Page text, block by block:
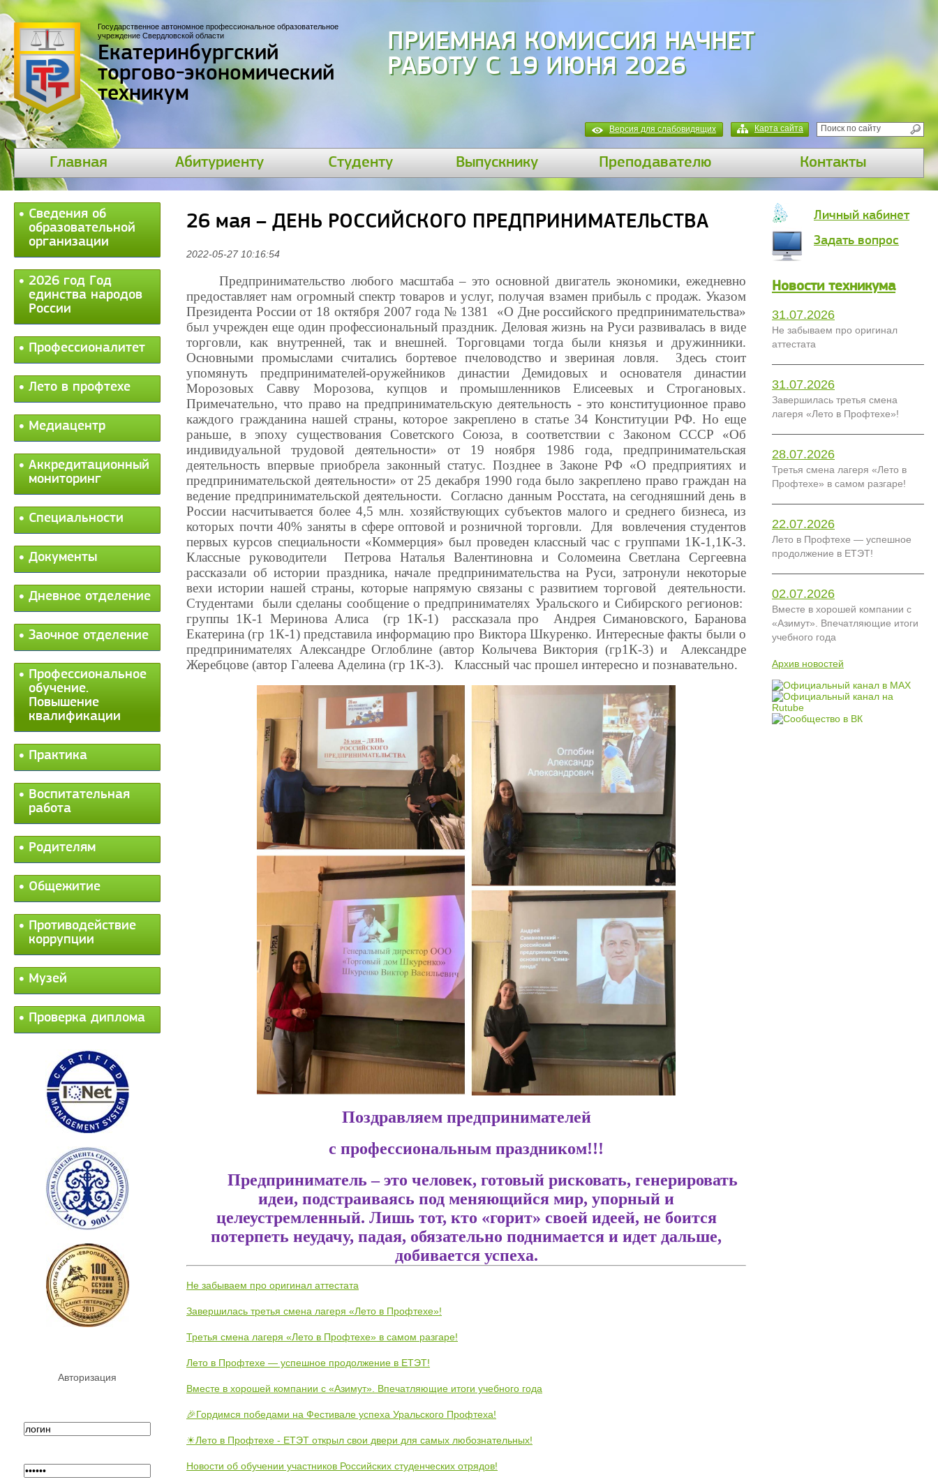
Государственное автономное профессиональное образовательное
учреждение Свердловской области
Екатеринбургский
торгово-экономический
техникум
ПРИЕМНАЯ КОМИССИЯ НАЧНЕТ
РАБОТУ С 19 ИЮНЯ 2026
Карта сайта
Версия для слабовидящих
Главная Абитуриенту Студенту Выпускнику Преподавателю Контакты
Сведения об
образовательной
организации
2026 год Год
единства народов
России
Профессионалитет
Лето в профтехе
Медиацентр
Аккредитационный
мониторинг
Специальности
Документы
Дневное отделение
Заочное отделение
Профессиональное
обучение.
Повышение
квалификации
Практика
Воспитательная
работа
Родителям
Общежитие
Противодействие
коррупции
Музей
Проверка диплома
Авторизация
26 мая – ДЕНЬ РОССИЙСКОГО ПРЕДПРИНИМАТЕЛЬСТВА
2022-05-27 10:16:54
Предпринимательство любого масштаба – это основной двигатель экономики, ежедневно
предоставляет нам огромный спектр товаров и услуг, получая взамен прибыль с продаж. Указом
Президента России от 18 октября 2007 года № 1381 «О Дне российского предпринимательства»
был учрежден еще один профессиональный праздник. Деловая жизнь на Руси развивалась в виде
торговли, как внутренней, так и внешней. Торговцами тогда были князья и дружинники.
Основными промыслами считались бортевое пчеловодство и звериная ловля. Здесь стоит
упомянуть предпринимателей-оружейников династии Демидовых и основателя династии
Морозовых Савву Морозова, купцов и промышленников Елисеевых и Строгановых.
Примечательно, что право на предпринимательскую деятельность - это конституционное право
каждого гражданина нашей страны, которое закреплено в статье 34 Конституции РФ. Но еще
раньше, в эпоху существования Советского Союза, в соответствии с Законом СССР «Об
индивидуальной трудовой деятельности» от 19 ноября 1986 года, предпринимательская
деятельность впервые приобрела законный статус. Позднее в Законе РФ «О предприятиях и
предпринимательской деятельности» от 25 декабря 1990 года было закреплено право граждан на
ведение предпринимательской деятельности. Согласно данным Росстата, на сегодняшний день в
России насчитывается более 4,5 млн. хозяйствующих субъектов малого и среднего бизнеса, из
которых почти 40% заняты в сфере оптовой и розничной торговли. Для вовлечения студентов
первых курсов специальности «Коммерция» был проведен классный час с группами 1К-1,1К-3.
Классные руководители Петрова Наталья Валентиновна и Соломеина Светлана Сергеевна
рассказали об истории праздника, начале предпринимательства на Руси, затронули некоторые
вехи истории нашей страны, которые напрямую связаны с развитием торговой деятельности.
Студентами были сделаны сообщение о предпринимателях Уральского и Сибирского регионов:
группы 1К-1 Меринова Алиса (гр 1К-1) рассказала про Андрея Симановского, Баранова
Екатерина (гр 1К-1) представила информацию про Виктора Шкуренко. Интересные факты были о
предпринимателях Александре Оглоблине (автор Колычева Виктория (гр1К-3) и Александре
Жеребцове (автор Галеева Аделина (гр 1К-3). Классный час прошел интересно и познавательно.
Поздравляем предпринимателей
с профессиональным праздником!!!
Предприниматель – это человек, готовый рисковать, генерировать
идеи, подстраиваясь под меняющийся мир, упорный и
целеустремленный. Лишь тот, кто «горит» своей идеей, не боится
потерпеть неудачу, падая, обязательно поднимается и идет дальше,
добивается успеха.
Не забываем про оригинал аттестата
Завершилась третья смена лагеря «Лето в Профтехе»!
Третья смена лагеря «Лето в Профтехе» в самом разгаре!
Лето в Профтехе — успешное продолжение в ЕТЭТ!
Вместе в хорошей компании с «Азимут». Впечатляющие итоги учебного года
🎉Гордимся победами на Фестивале успеха Уральского Профтеха!
☀Лето в Профтехе - ЕТЭТ открыл свои двери для самых любознательных!
Новости об обучении участников Российских студенческих отрядов!
Личный кабинет
Задать вопрос
Новости техникума
31.07.2026
Не забываем про оригинал
аттестата
31.07.2026
Завершилась третья смена
лагеря «Лето в Профтехе»!
28.07.2026
Третья смена лагеря «Лето в
Профтехе» в самом разгаре!
22.07.2026
Лето в Профтехе — успешное
продолжение в ЕТЭТ!
02.07.2026
Вместе в хорошей компании с
«Азимут». Впечатляющие итоги
учебного года
Архив новостей